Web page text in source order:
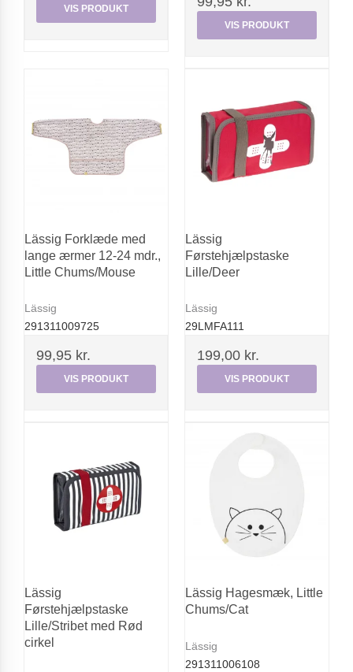
VIS PRODUKT
VIS PRODUKT
Lässig Forklæde med
lange ærmer 12-24 mdr.,
Little Chums/Mouse
Lässig
291311009725
99,95 kr.
VIS PRODUKT
Lässig
Førstehjælpstaske
Lille/Deer
Lässig
29LMFA111
199,00 kr.
VIS PRODUKT
Lässig
Førstehjælpstaske
Lille/Stribet med Rød
cirkel
Lässig Hagesmæk, Little
Chums/Cat
Lässig
291311006108